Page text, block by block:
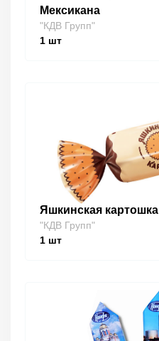
Мексикана
"КДВ Групп"
1 шт
Яшкинская картошка
"КДВ Групп"
1 шт